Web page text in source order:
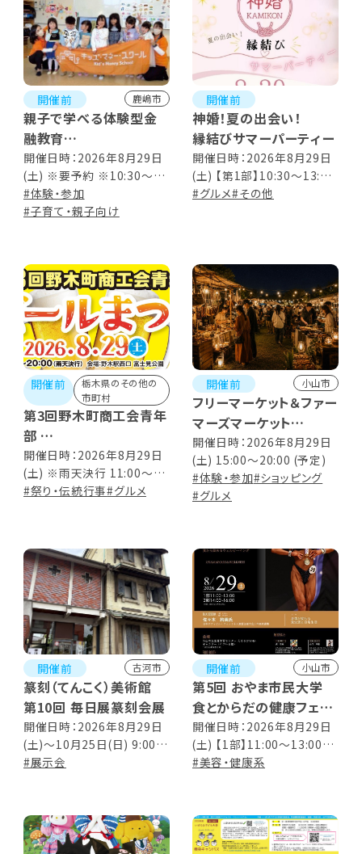
開催前 鹿嶋市
親子で学べる体験型金
融教育
おみせやさんごっこ
開催日時：2026年8月29日
(土) ※要予約 ※10:30～
12:30
#体験・参加
#子育て・親子向け
開催前
神婚！夏の出会い！
縁結びサマーパーティー
開催日時：2026年8月29日
(土) 【第1部】10:30～13:00
【第2部】14:30～17:00 ※受
#グルメ#その他
開催前
栃木県のその他の
市町村
第3回野木町商工会青年
部
ビールまつり
開催日時：2026年8月29日
(土) ※雨天決行 11:00～
20:00
#祭り・伝統行事#グルメ
開催前 小山市
フリーマーケット＆ファー
マーズマーケット
第57回 おやまいち
開催日時：2026年8月29日
(土) 15:00～20:00 (予定)
#体験・参加#ショッピング
#グルメ
開催前 古河市
篆刻（てんこく）美術館
第10回 毎日展篆刻会展
開催日時：2026年8月29日
(土)～10月25日(日) 9:00～
17:00 ※入館は16:30まで
#展示会
開催前 小山市
第5回 おやま市民大学
食とからだの健康フェア
ー食から始めるウェルビ
ーイングー
開催日時：2026年8月29日
(土) 【1部】11:00～13:00【2
部】14:00～16:00 ※1部、2
#美容・健康系